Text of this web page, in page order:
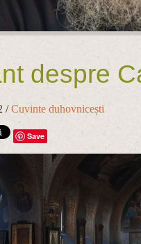
despre
/Cuvinte duhovnicești
Save